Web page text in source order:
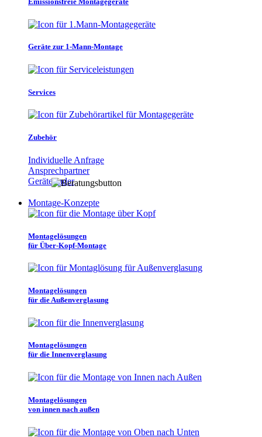
Geräte zur 1-Mann-Montage
Services
Zubehör
Individuelle Anfrage
Ansprechpartner
Gerätefinder
Montage-Konzepte
Montagelösungen
für Über-Kopf-Montage
Montagelösungen
für die Außenverglasung
Montagelösungen
für die Innenverglasung
Montagelösungen
von innen nach außen